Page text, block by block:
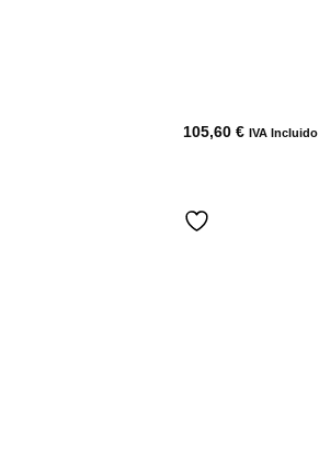
105,60 € IVA Incluido